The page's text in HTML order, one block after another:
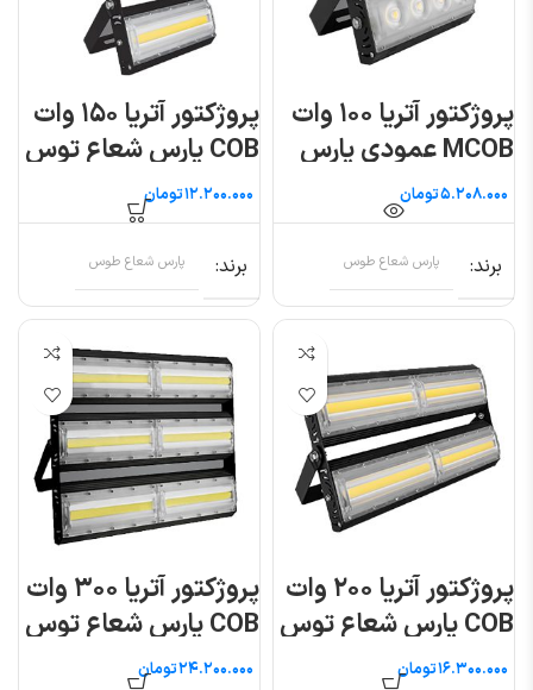
پروژکتور آتریا ۱۰۰ وات
MCOB عمودی پارس
شعاع توس
تومان
برند پارس شعاع طوس
پروژکتور آتریا ۱۵۰ وات
COB پارس شعاع توس
تومان
برند پارس شعاع طوس
پروژکتور آتریا ۲۰۰ وات
COB پارس شعاع توس
تومان
پروژکتور آتریا ۳۰۰ وات
COB پارس شعاع توس
تومان